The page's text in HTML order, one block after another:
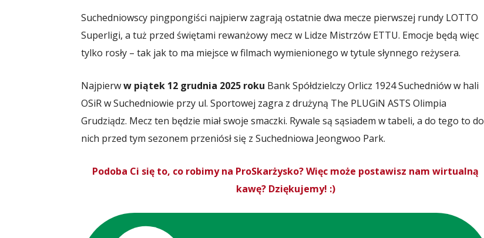
Suchedniowscy pingpongiści najpierw zagrają ostatnie dwa mecze pierwszej rundy LOTTO
Superligi, a tuż przed świętami rewanżowy mecz w Lidze Mistrzów ETTU. Emocje będą więc
tylko rosły – tak jak to ma miejsce w filmach wymienionego w tytule słynnego reżysera.
Najpierww piątek 12 grudnia 2025 roku Bank Spółdzielczy Orlicz 1924 Suchedniów w hali
OSiR w Suchedniowie przy ul. Sportowej zagra z drużyną The PLUGiN ASTS Olimpia
Grudziądz. Mecz ten będzie miał swoje smaczki. Rywale są sąsiadem w tabeli, a do tego to do
nich przed tym sezonem przeniósł się z Suchedniowa Jeongwoo Park.
Podoba Ci się to, co robimy na ProSkarżysko? Więc może postawisz nam wirtualną
kawę? Dziękujemy! :)